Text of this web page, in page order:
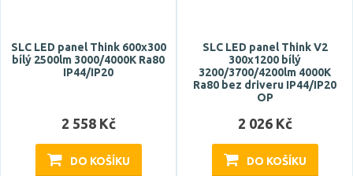
SLC LED panel Think 600x300
bílý 2500lm 3000/4000K Ra80
IP44/IP20
2 558 Kč
DO KOŠÍKU
SLC LED panel Think V2
300x1200 bílý
3200/3700/4200lm 4000K
Ra80 bez driveru IP44/IP20
OP
2 026 Kč
DO KOŠÍKU